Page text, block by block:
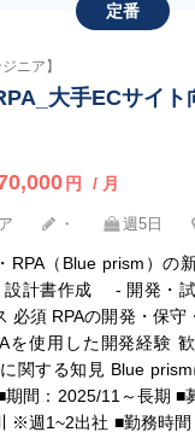
定番
ニア】
大手ECサイト
円 / 月
・ 週5日
RPA（Blue prism）
計書作成 - 開発・試
必須 RPAの開発・保守
を使用した開発経験
関する知見 Blue
期間：2025/11～長期 ■
※週1~2出社 ■勤務時